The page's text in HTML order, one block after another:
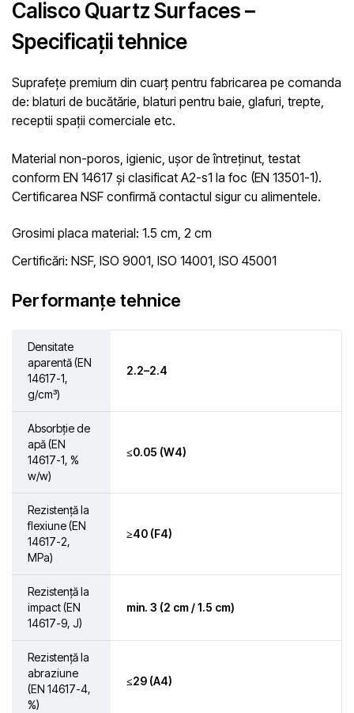
Calisco Quartz Surfaces –
Specificații tehnice
Suprafețe premium din cuarț pentru fabricarea pe comanda
de: blaturi de bucătărie, blaturi pentru baie, glafuri, trepte,
receptii spații comerciale etc.
Material non-poros, igienic, ușor de întreținut, testat
conform EN 14617 și clasificat A2-s1 la foc (EN 13501-1).
Certificarea NSF confirmă contactul sigur cu alimentele.
Grosimi placa material: 1.5 cm, 2 cm
Certificări: NSF, ISO 9001, ISO 14001, ISO 45001
Performanțe tehnice
Densitate
aparentă (EN
14617-1,
g/cm³)
2.2–2.4
Absorbție de
apă (EN
14617-1, %
w/w)
≤0.05 (W4)
Rezistență la
flexiune (EN
14617-2,
MPa)
≥40 (F4)
Rezistență la
impact (EN
14617-9, J)
min. 3 (2 cm / 1.5 cm)
Rezistență la
abraziune
(EN 14617-4,
%)
≤29 (A4)